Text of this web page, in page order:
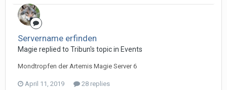
Servername erfinden
Magie replied to Tribun's topic in Events
Mondtropfen der Artemis Magie Server 6
April 11, 2019 28 replies